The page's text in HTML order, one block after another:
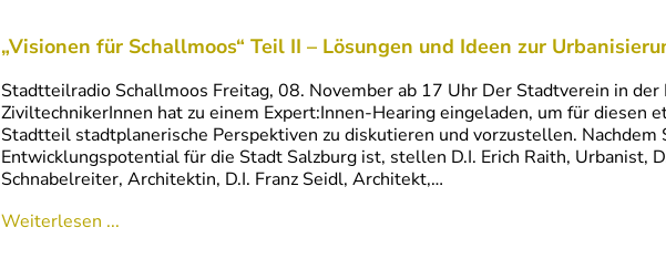
„Visionen für Schallmoos“ Teil II – Lösungen und Ideen zur
Stadtteilradio Schallmoos Freitag, 08. November ab 17 Uhr Der Stadtverein in der
ZiviltechnikerInnen hat zu einem Expert:Innen-Hearing eingeladen, um für diesen
Stadtteil stadtplanerische Perspektiven zu diskutieren und vorzustellen. Nachdem
Entwicklungspotential für die Stadt Salzburg ist, stellen D.I. Erich Raith, Urbanist,
Schnabelreiter, Architektin, D.I. Franz Seidl, Architekt,…
Weiterlesen ...